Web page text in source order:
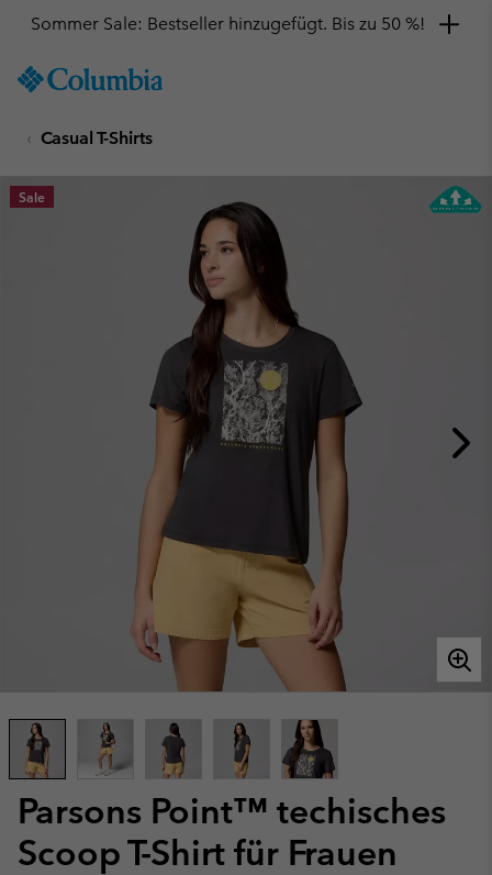
TO
SKIP
MAIN
NAV
Sommer Sale: Bestseller hinzugefügt. Bis zu 50 %!
Casual T-Shirts
Parsons Point™ techisches
Scoop T-Shirt für Frauen
Sale